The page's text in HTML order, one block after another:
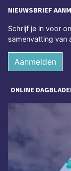
NIEUWSBRIEF
Schrijf je in voor
samenvatting van
Aanmelden
ONLINE